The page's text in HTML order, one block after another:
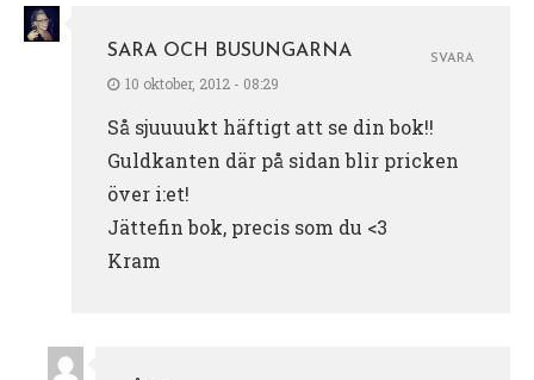
SARA OCH BUSUNGARNA
10 oktober, 2012 - 08:29
Så sjuuuukt häftigt att se din bok!!
Guldkanten där på sidan blir pricken
över i:et!
Jättefin bok, precis som du <3
Kram
SVARA